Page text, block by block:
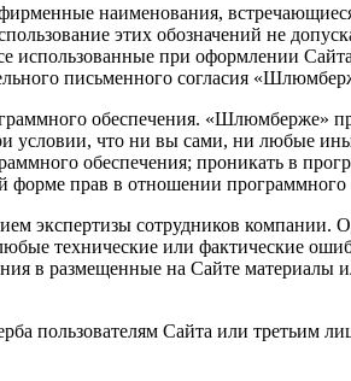
наименования,
этих обозначений не
использованные при оформлении
письменного согласия
обеспечения. «Шлюмберже»
условии, что ни вы сами, ни любые
обеспечения; проникать в
форме прав в отношении программного
экспертизы сотрудников компании.
технические или фактические
в размещенные на Сайте материалы
пользователям Сайта или третьим